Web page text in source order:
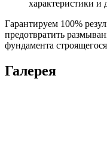
характеристики и
Гарантируем 100%
предотвратить
фундамента
Галерея